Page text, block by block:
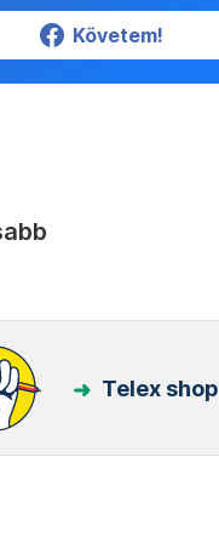
Követem!
Telex shop